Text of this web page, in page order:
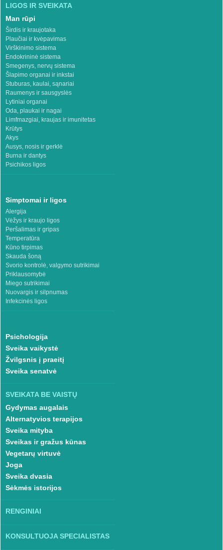
LIGOS IR SVEIKATA
Man rūpi
Širdis ir kraujotaka
Plaučiai ir kvėpavimas
Virškinimo sistema
Endokrininė sistema
Smegenys, nervų sistema
Šlapimo organai ir inkstai
Stuburas, kaulai, sąnariai
Raumenys ir sausgyslės
Lytiniai organai
Oda, plaukai ir nagai
Limfmazgiai, kraujas ir imunitetas
Krūtys
Akys
Ausys, nosis ir gerklė
Burna ir dantys
Psichikos ligos
Simptomai ir ligos
Alergija
Vėžys ir kraujo ligos
Peršalimas ir gripas
Temperatūra
Kūno tirpimas
Skauda šoną
Svorio kontrolė, valgymo sutrikimai
Priklausomybė
Miego sutrikimai
Nuovargis ir silpnumas
Infekcinės ligos
Psichologija
Sveika vaikystė
Žvilgsnis į praeitį
Sveika senatvė
SVEIKATA BE VAISTŲ
Gydymas augalais
Alternatyvios terapijos
Sveika mityba
Sveikas ir gražus kūnas
Vegetarų virtuvė
Joga
Sveika dvasia
Sėkmės istorijos
RENGINIAI
KONSULTUOJA SPECIALISTAS